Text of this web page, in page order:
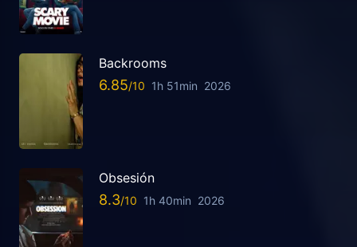
Backrooms
6.85 1h 51min 2026
Obsesión
8.3 1h 40min 2026